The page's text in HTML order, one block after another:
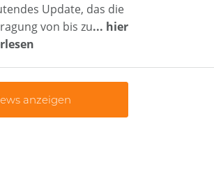
Update, das die
von bis zu... hier